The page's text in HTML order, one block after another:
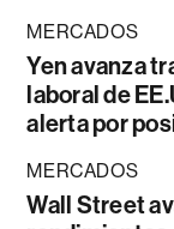
MERCADOS
Yen avanza
laboral de
alerta por
MERCADOS
Wall Street